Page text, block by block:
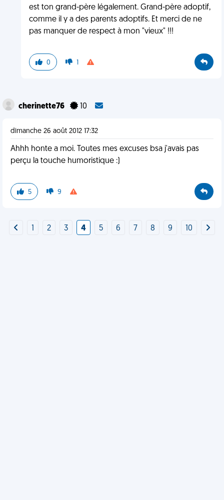
est ton grand-père légalement. Grand-père adoptif,
comme il y a des parents adoptifs. Et merci de ne
pas manquer de respect à mon "vieux" !!!
0 1
cherinette76 10
dimanche 26 août 2012 17:32
Ahhh honte a moi. Toutes mes excuses bsa j'avais pas
perçu la touche humoristique :)
5 9
2 3 4 5 6 7 8 9 10